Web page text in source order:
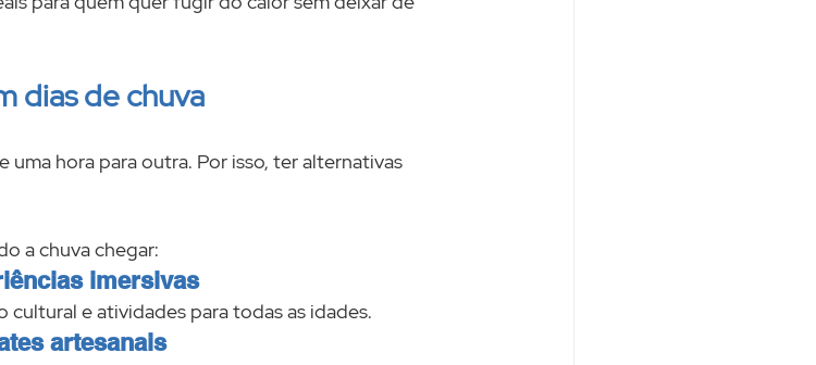
dias de chuva
uma hora para outra. Por isso, ter alternativas
a chuva chegar:
imersivas
e atividades para todas as idades.
artesanais